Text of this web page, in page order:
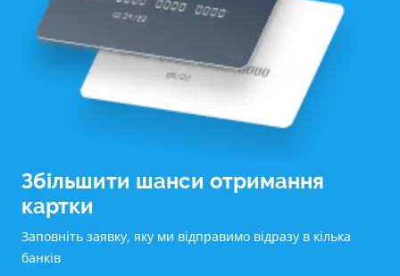
Збільшити шанси отримання
картки
Заповніть заявку, яку ми відправимо відразу в кілька
банків